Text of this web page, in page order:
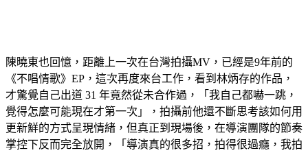
陳曉東也回憶，距離上一次在台灣拍攝MV，已經是9年前的
《不唱情歌》EP，這次再度來台工作，看到林炳存的作品，
才驚覺自己出道 31 年竟然從未合作過，「我自己都嚇一跳，
覺得怎麼可能現在才第一次」，拍攝前他還不斷思考該如何用
更新鮮的方式呈現情緒，但真正到現場後，在導演團隊的節奏
掌控下反而完全放開，「導演真的很多招，拍得很過癮，我拍